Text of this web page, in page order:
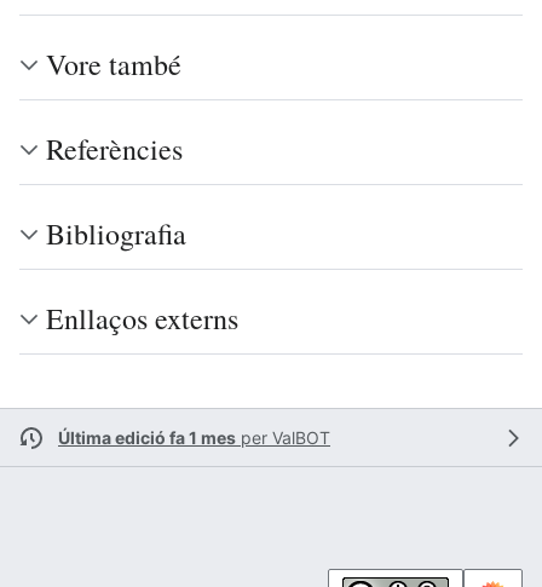
Vore també
Referències
Bibliografia
Enllaços externs
Última edició fa 1 mes per ValBOT